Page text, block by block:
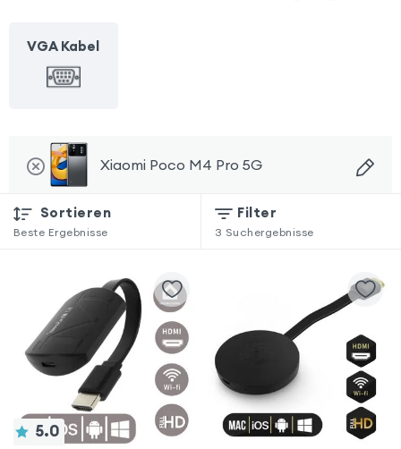
VGA Kabel
Xiaomi Poco M4 Pro 5G
Sortieren
Beste Ergebnisse
Filter
3 Suchergebnisse
5.0